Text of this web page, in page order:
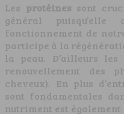
Les protéines sont
général puisqu’elle
fonctionnement de
participe à la
la peau. D’ailleurs
renouvellement des
cheveux). En plus
sont fondamentales
nutriment est